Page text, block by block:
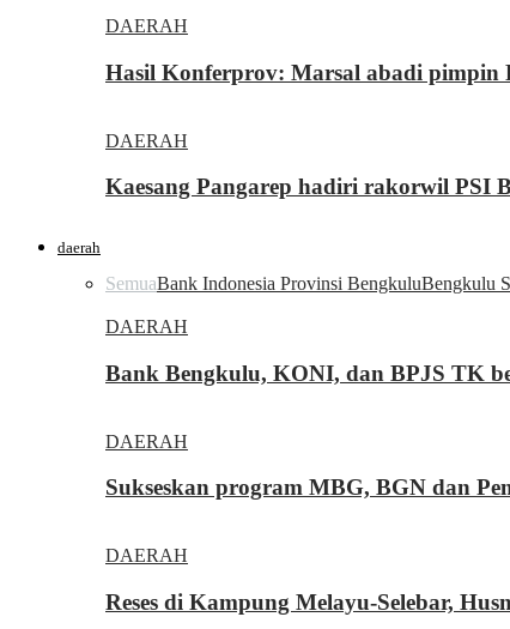
DAERAH
Hasil Konferprov: Marsal abadi pimpin
DAERAH
Kaesang Pangarep hadiri rakorwil
daerah
SemuaBank Indonesia Provinsi BengkuluBengkulu
DAERAH
Bank Bengkulu, KONI, dan BPJS TK
DAERAH
Sukseskan program MBG, BGN dan
DAERAH
Reses di Kampung Melayu-Selebar,